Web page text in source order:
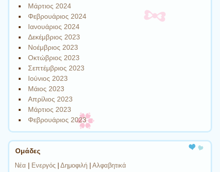
Μάρτιος 2024
Φεβρουάριος 2024
Ιανουάριος 2024
Δεκέμβριος 2023
Νοέμβριος 2023
Οκτώβριος 2023
Σεπτέμβριος 2023
Ιούνιος 2023
Μάιος 2023
Απρίλιος 2023
Μάρτιος 2023
Φεβρουάριος 2023
Ομάδες
Νέα Ενεργός Δημοφιλή Αλφαβητικά